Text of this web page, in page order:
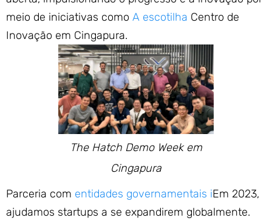
meio de iniciativas como A escotilha Centro de
Inovação em Cingapura.
The Hatch Demo Week em
Cingapura
Parceria com entidades governamentais iEm 2023,
ajudamos startups a se expandirem globalmente.